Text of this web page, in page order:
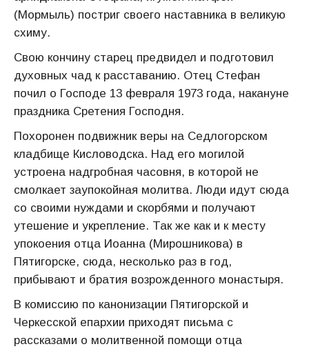
(Мормыль) постриг своего наставника в великую
схиму.
Свою кончину старец предвидел и подготовил
духовных чад к расставанию. Отец Стефан
почил о Господе 13 февраля 1973 года, накануне
праздника Сретения Господня.
Похоронен подвижник веры на Седлогорском
кладбище Кисловодска. Над его могилой
устроена надгробная часовня, в которой не
смолкает заупокойная молитва. Люди идут сюда
со своими нуждами и скорбями и получают
утешение и укрепление. Так же как и к месту
упокоения отца Иоанна (Мирошникова) в
Пятигорске, сюда, несколько раз в год,
прибывают и братия возрожденного монастыря.
В комиссию по канонизации Пятигорской и
Черкесской епархии приходят письма с
рассказами о молитвенной помощи отца